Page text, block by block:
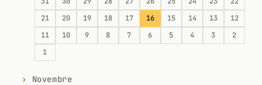
21
20 19 18 17 16 15 14 13
12
11
10 9 8 7 6 5 4 3
2
1
Novembre